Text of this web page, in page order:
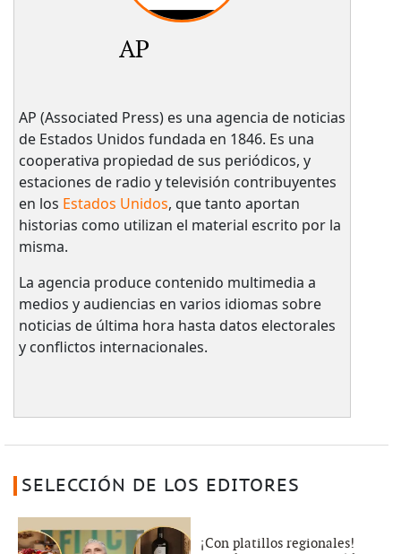
AP
AP (Associated Press) es una agencia de noticias
de Estados Unidos fundada en 1846. Es una
cooperativa propiedad de sus periódicos, y
estaciones de radio y televisión contribuyentes
en los Estados Unidos, que tanto aportan
historias como utilizan el material escrito por la
misma.
La agencia produce contenido multimedia a
medios y audiencias en varios idiomas sobre
noticias de última hora hasta datos electorales
y conflictos internacionales.
SELECCIÓN DE LOS EDITORES
¡Con platillos regionales!